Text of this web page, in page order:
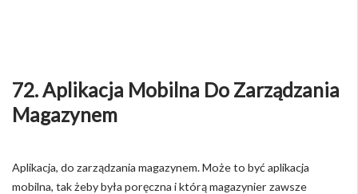
72. Aplikacja Mobilna Do Zarządzania
Magazynem
Aplikacja, do zarządzania magazynem. Może to być aplikacja
mobilna, tak żeby była poręczna i którą magazynier zawsze